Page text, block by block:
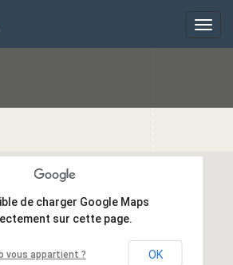
Toggle
de charger Google Maps
sur cette page.
vous appartient ? OK
de charger Google Maps
sur cette page.
vous appartient ? OK
Toggle